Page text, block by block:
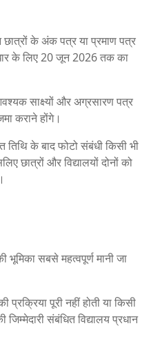
छात्रों के अंक पत्र या प्रमाण पत्र
के लिए 20 जून 2026 तक का
साक्ष्यों और अग्रसारण पत्र
कराने होंगे।
तिथि के बाद फोटो संबंधी किसी भी
छात्रों और विद्यालयों दोनों को
भूमिका सबसे महत्वपूर्ण मानी जा
प्रक्रिया पूरी नहीं होती या किसी
संबंधित विद्यालय प्रधान